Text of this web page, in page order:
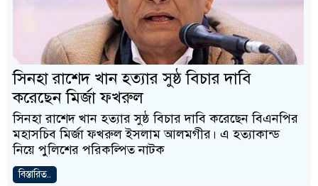
সিনহা রাশেদ খান হত্যার সুষ্ঠ বিচার দাবি
করেছেন মির্জা ফখরুল
সিনহা রাশেদ খান হত্যার সুষ্ঠ বিচার দাবি করেছেন বিএনপির
মহাসচিব মির্জা ফখরুল ইসলাম আলমগীর। এ হত্যাকান্ড
নিয়ে পুলিশের পরিকল্পিত নাটক
বিস্তারিত..